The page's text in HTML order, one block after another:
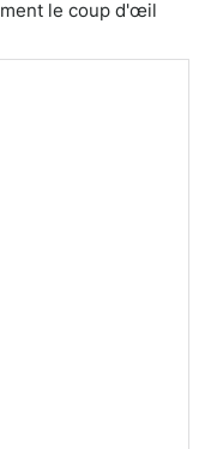
le coup d'œil